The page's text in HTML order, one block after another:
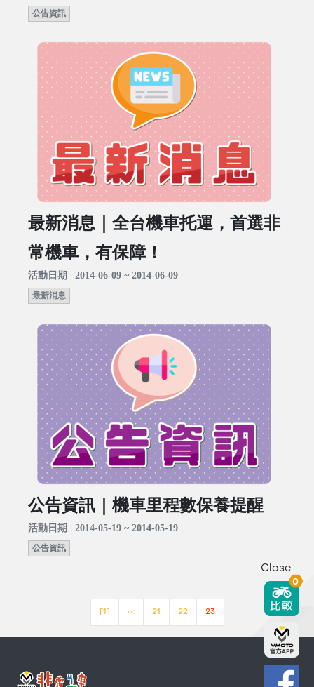
公告資訊
最新消息｜全台機車托運，首選非
常機車，有保障！
活動日期 | 2014-06-09 ~ 2014-06-09
最新消息
公告資訊｜機車里程數保養提醒
活動日期 | 2014-05-19 ~ 2014-05-19
公告資訊
[1] << 21 22 23
Close
0